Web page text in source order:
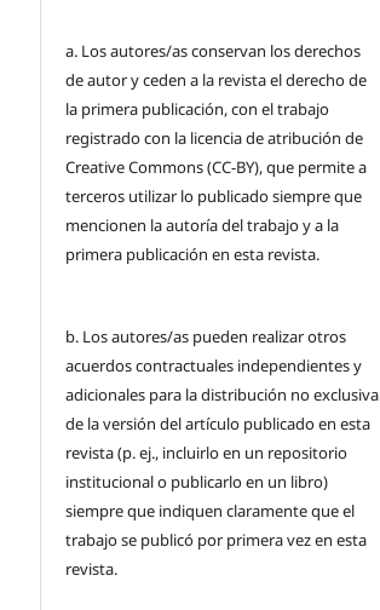
a. Los autores/as conservan los derechos
de autor y ceden a la revista el derecho de
la primera publicación, con el trabajo
registrado con la licencia de atribución de
Creative Commons (CC-BY), que permite a
terceros utilizar lo publicado siempre que
mencionen la autoría del trabajo y a la
primera publicación en esta revista.
b. Los autores/as pueden realizar otros
acuerdos contractuales independientes y
adicionales para la distribución no exclusiva
de la versión del artículo publicado en esta
revista (p. ej., incluirlo en un repositorio
institucional o publicarlo en un libro)
siempre que indiquen claramente que el
trabajo se publicó por primera vez en esta
revista.